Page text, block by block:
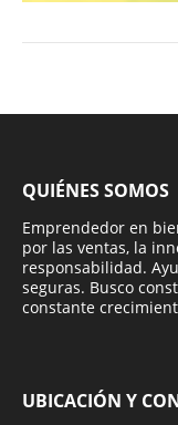
QUIÉNES SOMOS
Emprendedor en
por las ventas, la
responsabilidad.
seguras. Busco
constante
UBICACIÓN Y